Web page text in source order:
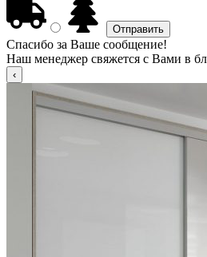
Спасибо за Ваше сообщение!
Наш менеджер свяжется с Вами в